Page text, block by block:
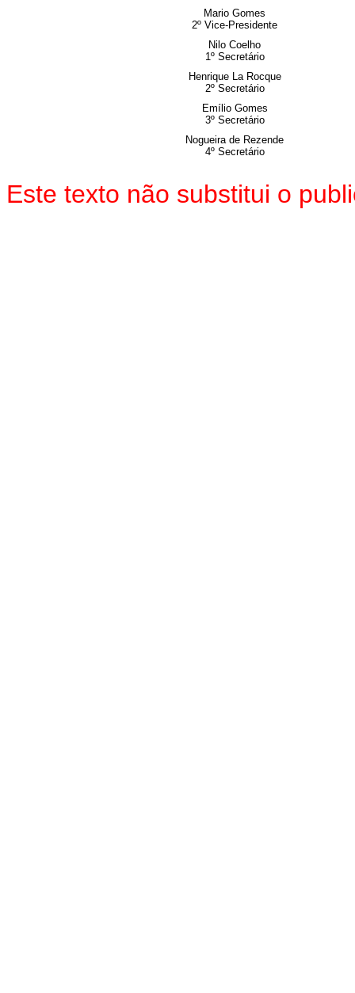
Mario Gomes
2º Vice-Presidente
Nilo Coelho
1º Secretário
Henrique La Rocque
2º Secretário
Emílio Gomes
3º Secretário
Nogueira de Rezende
4º Secretário
Este texto não substitui o